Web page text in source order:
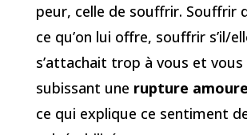
peur, celle de souffrir. Souffrir
ce qu’on lui offre, souffrir s’il/
s’attachait trop à vous et
subissant une rupture
ce qui explique ce sentiment